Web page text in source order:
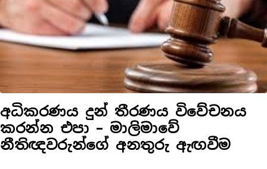
අධිකරණය දුන් තීරණය විවේචනය
කරන්න එපා – මාලිමාවේ
නීතිඥවරුන්ගේ අනතුරු ඇඟවීම